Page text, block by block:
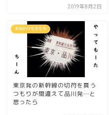
2019年8月2日
お出かけもろもろ
東京発の新幹線の切符を買う
つもりが間違えて品川発…と
思ったら